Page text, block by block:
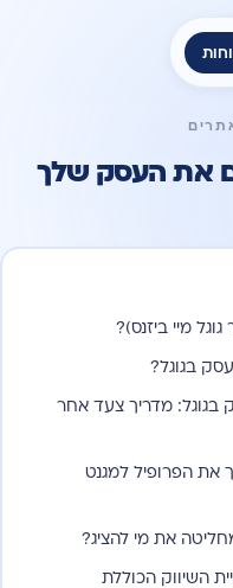
את העסק שלך
מיי ביזנס)?
בגוגל?
בגוגל: מדריך צעד אחר
את הפרופיל למגנט
מחליטה את מי להציג?
השיווק הכוללת